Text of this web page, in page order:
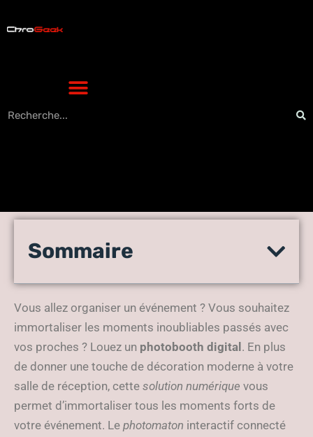
Happy Booth : louez un
événements
Sommaire
Vous allez organiser un événement ? Vous souhaitez
immortaliser les moments inoubliables passés avec
vos proches ? Louez un photobooth digital . En plus
de donner une touche de décoration moderne à votre
salle de réception, cette solution numérique vous
permet d’immortaliser tous les moments forts de
votre événement. Le photomaton interactif connecté